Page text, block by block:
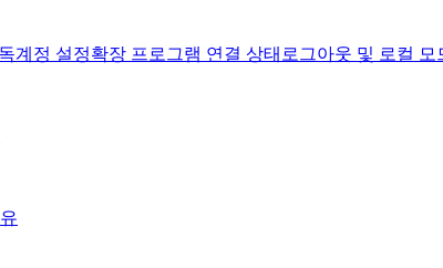
계정 설정확장 프로그램 연결 상태 로그아웃 및 로컬 모